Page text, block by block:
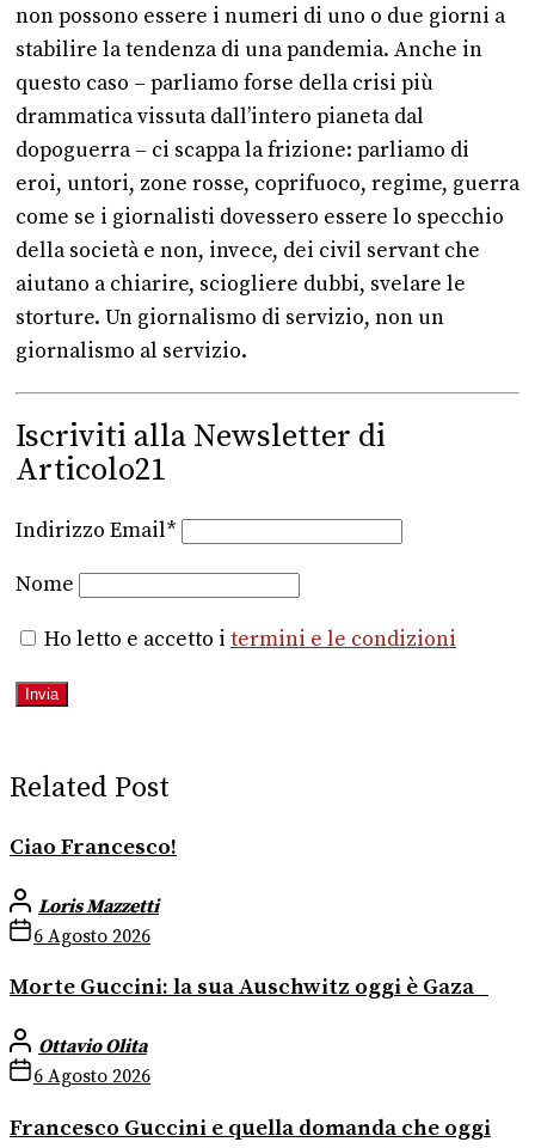
non possono essere i numeri di uno o due giorni a
stabilire la tendenza di una pandemia. Anche in
questo caso – parliamo forse della crisi più
drammatica vissuta dall’intero pianeta dal
dopoguerra – ci scappa la frizione: parliamo di
eroi, untori, zone rosse, coprifuoco, regime, guerra
come se i giornalisti dovessero essere lo specchio
della società e non, invece, dei civil servant che
aiutano a chiarire, sciogliere dubbi, svelare le
storture. Un giornalismo di servizio, non un
giornalismo al servizio.
Iscriviti alla Newsletter di
Articolo21
Indirizzo Email*
Nome
Ho letto e accetto i termini e le condizioni
Related Post
Ciao Francesco!
Loris Mazzetti
6 Agosto 2026
Morte Guccini: la sua Auschwitz oggi è Gaza
Ottavio Olita
6 Agosto 2026
Francesco Guccini e quella domanda che oggi